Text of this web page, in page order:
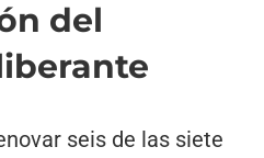
del
seis de las siete